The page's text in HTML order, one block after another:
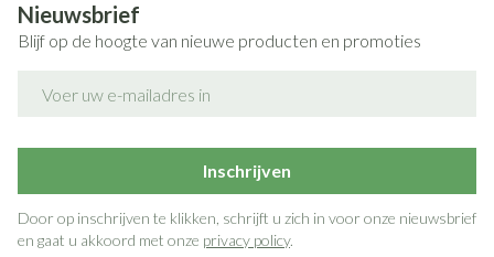
Nieuwsbrief
Blijf op de hoogte van nieuwe producten en promoties
Inschrijven
Door op inschrijven te klikken, schrijft u zich in voor onze nieuwsbrief
en gaat u akkoord met onze privacy policy.